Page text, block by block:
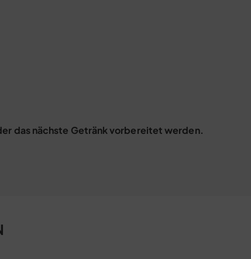
das nächste Getränk vorbereitet werden.